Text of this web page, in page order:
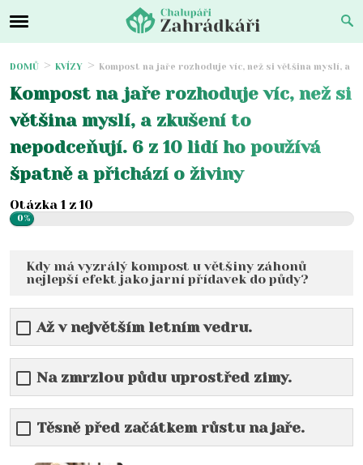
DOMŮ KVÍZY Kompost na jaře rozhoduje víc, než si většina myslí, a
Kompost na jaře rozhoduje víc, než si
většina myslí, a zkušení to
nepodceňují. 6 z 10 lidí ho používá
špatně a přichází o živiny
Otázka 1 z 10
0%
Kdy má vyzrálý kompost u většiny záhonů
nejlepší efekt jako jarní přídavek do půdy?
Až v největším letním vedru.
Na zmrzlou půdu uprostřed zimy.
Těsně před začátkem růstu na jaře.